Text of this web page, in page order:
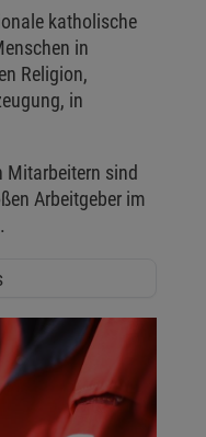
katholische
in
Religion,
in
sind
Arbeitgeber im